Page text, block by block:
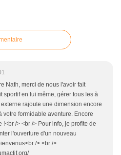
Nath, merci de nous l'avoir fait
sportif en lui même, gérer tous les à
rajoute une dimension encore
votre formidable aventure. Encore
!<br /> <br /> Pour info, je profite de
l'ouverture d'un nouveau
/> <br />